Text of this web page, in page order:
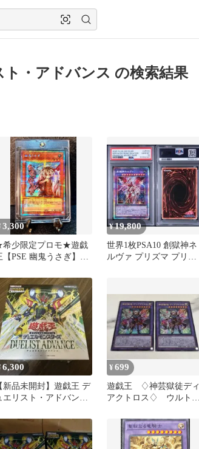
・アドバンス の検索結果
3,300
少限定プロモ★遊戯
【PSE 幽鬼うさぎ】デ
¥19,800
世界1枚PSA10 創獄神ネ
ルヴァ プリズマ プリシ
6,300
新品未開封】遊戯王 デ
エリスト・アドバンス
¥699
遊戯王 ♢神芸獄徒ディ
アクトロス♢ ウルト
ンス